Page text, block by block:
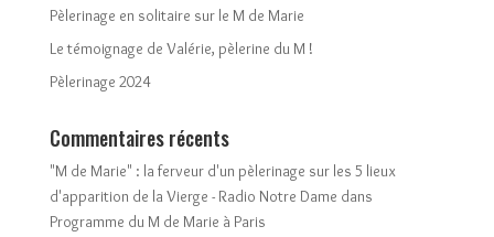
Pèlerinage en solitaire sur le M de Marie
Le témoignage de Valérie, pèlerine du M !
Pèlerinage 2024
Commentaires récents
"M de Marie" : la ferveur d'un pèlerinage sur les 5 lieux
d'apparition de la Vierge - Radio Notre Dame dans
Programme du M de Marie à Paris